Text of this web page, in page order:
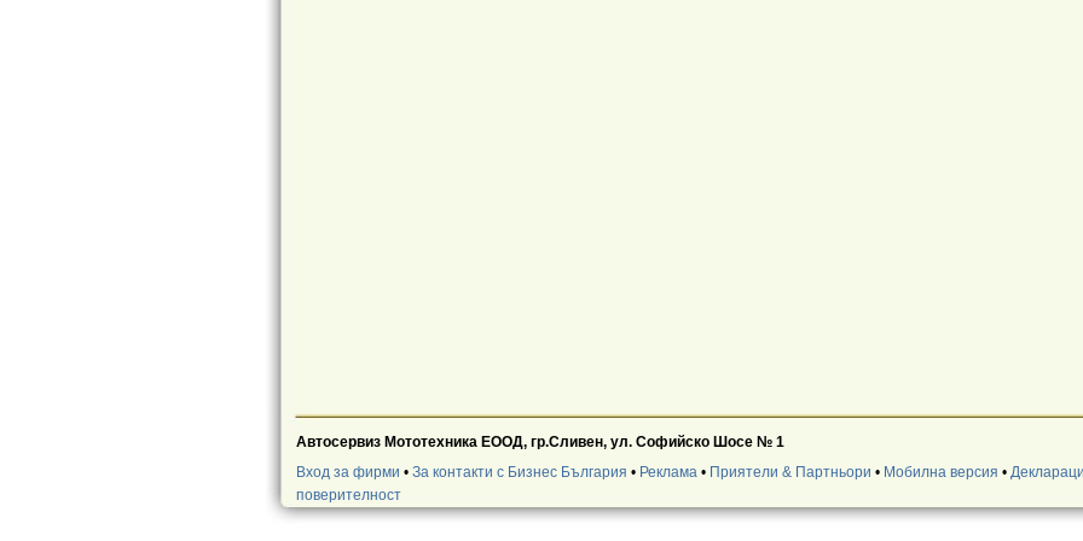
Автосервиз Мототехника ЕООД, гр.Сливен, ул. Софийско Шосе № 1
Вход за фирми • За контакти с Бизнес България • Реклама• Приятели & Партньори • Мобилна версия •
поверителност